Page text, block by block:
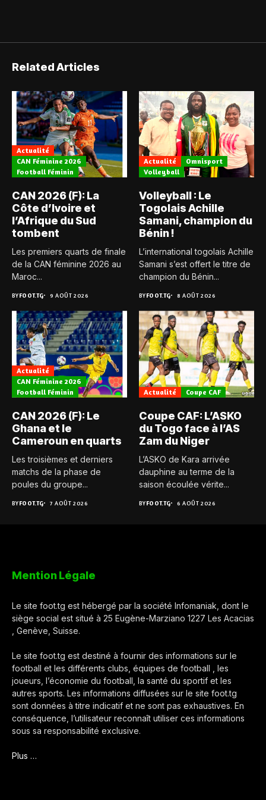
Related Articles
Actualité
CAN Féminine 2026
Football Féminin
CAN 2026 (F): La
Côte d’Ivoire et
l’Afrique du Sud
tombent
Les premiers quarts de finale
de la CAN féminine 2026 au
Maroc...
BYFOOT.TG 9 AOÛT 2026
Actualité
Omnisport
Volleyball
Volleyball : Le
Togolais Achille
Samani, champion du
Bénin !
L’international togolais Achille
Samani s’est offert le titre de
champion du Bénin...
BYFOOT.TG 8 AOÛT 2026
Actualité
CAN Féminine 2026
Football Féminin
CAN 2026 (F): Le
Ghana et le
Cameroun en quarts
Les troisièmes et derniers
matchs de la phase de
poules du groupe...
BYFOOT.TG 7 AOÛT 2026
Actualité Coupe CAF
Coupe CAF: L’ASKO
du Togo face à l’AS
Zam du Niger
L’ASKO de Kara arrivée
dauphine au terme de la
saison écoulée vérite...
BYFOOT.TG 6 AOÛT 2026
Mention Légale
Le site foot.tg est hébergé par la société Infomaniak, dont le
siège social est situé à 25 Eugène-Marziano 1227 Les Acacias
, Genève, Suisse.
Le site foot.tg est destiné à fournir des informations sur le
football et les différents clubs, équipes de football , les
joueurs, l’économie du football, la santé du sportif et les
autres sports. Les informations diffusées sur le site foot.tg
sont données à titre indicatif et ne sont pas exhaustives. En
conséquence, l’utilisateur reconnaît utiliser ces informations
sous sa responsabilité exclusive.
Plus …